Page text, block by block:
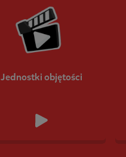
Jednostki objętości